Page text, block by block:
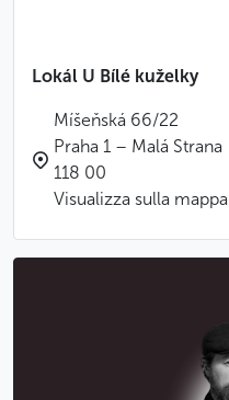
Lokál U Bílé kuželky
Míšeňská 66/22
Praha 1 – Malá Strana
118 00
Visualizza sulla mappa